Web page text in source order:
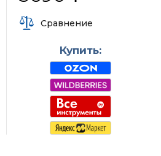
Сравнение
Купить: